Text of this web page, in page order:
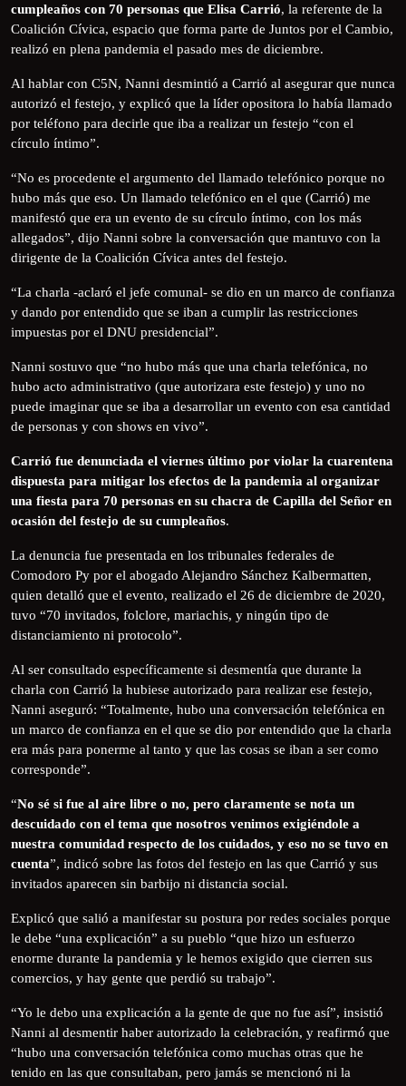
cumpleaños con 70 personas que Elisa Carrió, la referente de la
Coalición Cívica, espacio que forma parte de Juntos por el Cambio,
realizó en plena pandemia el pasado mes de diciembre.
Al hablar con C5N, Nanni desmintió a Carrió al asegurar que nunca
autorizó el festejo, y explicó que la líder opositora lo había llamado
por teléfono para decirle que iba a realizar un festejo “con el
círculo íntimo”.
“No es procedente el argumento del llamado telefónico porque no
hubo más que eso. Un llamado telefónico en el que (Carrió) me
manifestó que era un evento de su círculo íntimo, con los más
allegados”, dijo Nanni sobre la conversación que mantuvo con la
dirigente de la Coalición Cívica antes del festejo.
“La charla -aclaró el jefe comunal- se dio en un marco de confianza
y dando por entendido que se iban a cumplir las restricciones
impuestas por el DNU presidencial”.
Nanni sostuvo que “no hubo más que una charla telefónica, no
hubo acto administrativo (que autorizara este festejo) y uno no
puede imaginar que se iba a desarrollar un evento con esa cantidad
de personas y con shows en vivo”.
Carrió fue denunciada el viernes último por violar la cuarentena
dispuesta para mitigar los efectos de la pandemia al organizar
una fiesta para 70 personas en su chacra de Capilla del Señor en
ocasión del festejo de su cumpleaños.
La denuncia fue presentada en los tribunales federales de
Comodoro Py por el abogado Alejandro Sánchez Kalbermatten,
quien detalló que el evento, realizado el 26 de diciembre de 2020,
tuvo “70 invitados, folclore, mariachis, y ningún tipo de
distanciamiento ni protocolo”.
Al ser consultado específicamente si desmentía que durante la
charla con Carrió la hubiese autorizado para realizar ese festejo,
Nanni aseguró: “Totalmente, hubo una conversación telefónica en
un marco de confianza en el que se dio por entendido que la charla
era más para ponerme al tanto y que las cosas se iban a ser como
corresponde”.
“No sé si fue al aire libre o no, pero claramente se nota un
descuidado con el tema que nosotros venimos exigiéndole a
nuestra comunidad respecto de los cuidados, y eso no se tuvo en
cuenta”, indicó sobre las fotos del festejo en las que Carrió y sus
invitados aparecen sin barbijo ni distancia social.
Explicó que salió a manifestar su postura por redes sociales porque
le debe “una explicación” a su pueblo “que hizo un esfuerzo
enorme durante la pandemia y le hemos exigido que cierren sus
comercios, y hay gente que perdió su trabajo”.
“Yo le debo una explicación a la gente de que no fue así”, insistió
Nanni al desmentir haber autorizado la celebración, y reafirmó que
“hubo una conversación telefónica como muchas otras que he
tenido en las que consultaban, pero jamás se mencionó ni la